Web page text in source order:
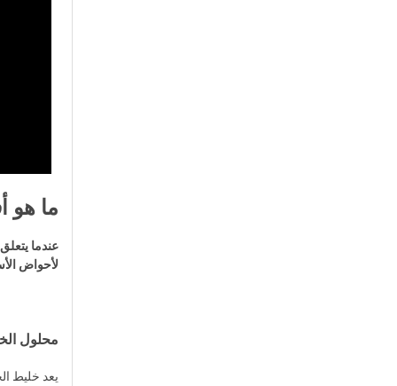
ما هو
عندما
لأحواض
محلول
يعد خليط